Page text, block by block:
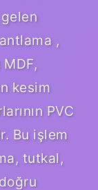
,
kesim
PVC
Bu işlem
tutkal,